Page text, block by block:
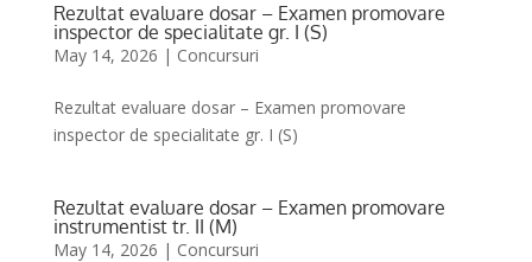
Rezultat evaluare dosar – Examen promovare
inspector de specialitate gr. I (S)
May 14, 2026 | Concursuri
Rezultat evaluare dosar – Examen promovare
inspector de specialitate gr. I (S)
Rezultat evaluare dosar – Examen promovare
instrumentist tr. II (M)
May 14, 2026 | Concursuri